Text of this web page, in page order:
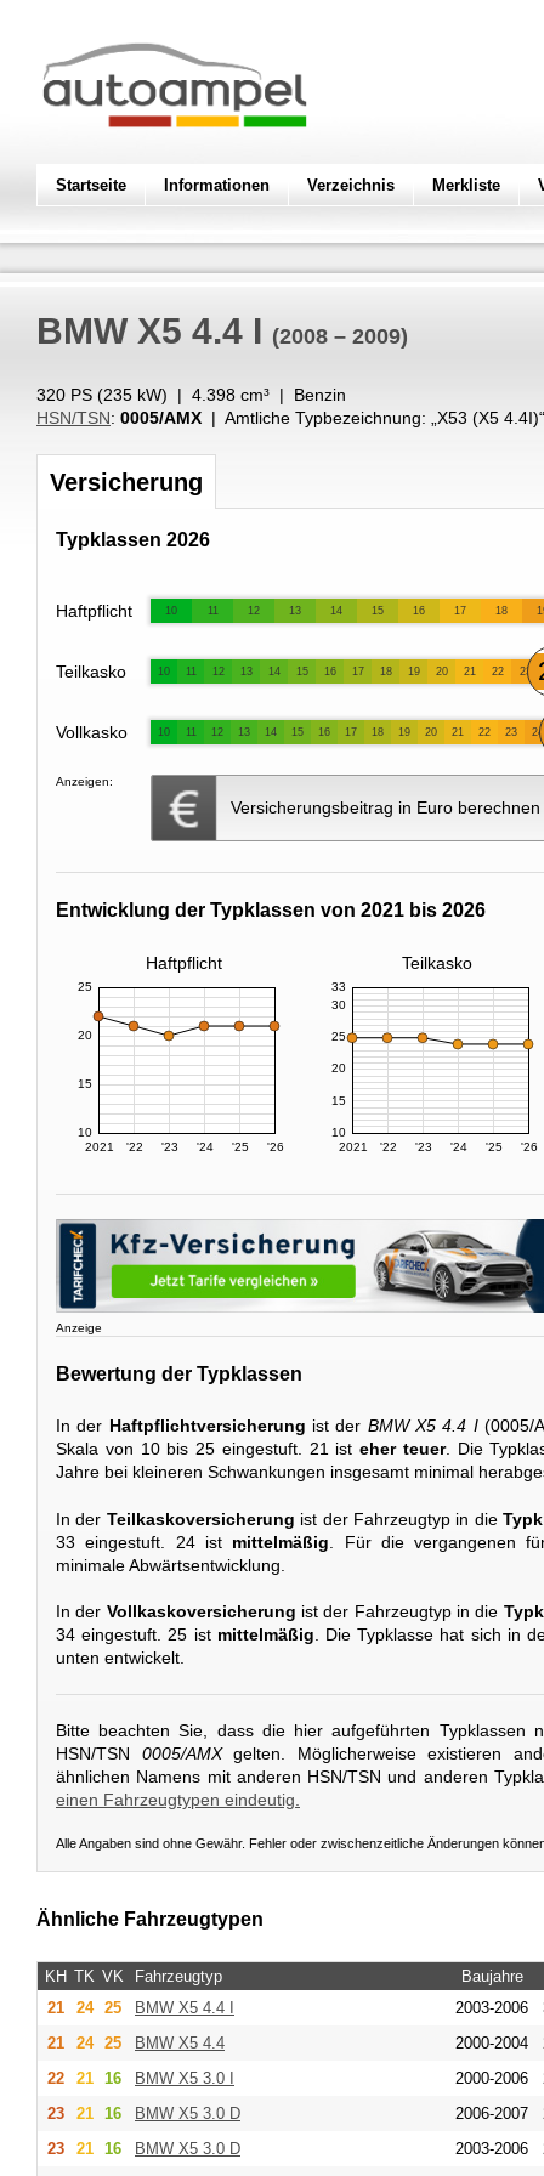
Startseite Informationen Verzeichnis Merkliste
BMW X5 4.4 I (2008 – 2009)
320 PS (235 kW) | 4.398 cm³ | Benzin
HSN/TSN: 0005/AMX | Amtliche Typbezeichnung: „ X53 (X5 4.4I)“
Versicherung
Typklassen 2026
Haftpflicht 10 11 12 13 14 15 16 17 18
Teilkasko 10 11 12 13 14 15 16 17 18 19 20 21 22 23
Vollkasko 10 11 12 13 14 15 16 17 18 19 20 21 22 23 24
Anzeigen:
Versicherungsbeitrag in Euro berechnen
Entwicklung der Typklassen von 2021 bis 2026
Haftpflicht Teilkasko
2021 '22 '23 '24 '25 '26
10
15
20
25
2021 '22 '23 '24 '25 '26
10
15
20
25
30
33
Anzeige
Bewertung der Typklassen
In der Haftpflichtversicherung ist der BMW X5 4.4 I(0005/
Skala von 10 bis 25 eingestuft. 21 isteher teuer. Die
Jahre bei kleineren Schwankungen insgesamt minimal
In der Teilkaskoversicherung ist der Fahrzeugtyp in die
33 eingestuft. 24 ist mittelmäßig . Für die vergangenen
minimale Abwärtsentwicklung.
In der Vollkaskoversicherung ist der Fahrzeugtyp in die
34 eingestuft. 25 ist mittelmäßig. Die Typklasse hat sich in
unten entwickelt.
Bitte beachten Sie, dass die hier aufgeführten Typklassen
HSN/TSN 0005/AMXgelten. Möglicherweise existieren
ähnlichen Namens mit anderen HSN/TSN und anderen
einen Fahrzeugtypen eindeutig.
Alle Angaben sind ohne Gewähr. Fehler oder zwischenzeitliche Änderungen
Ähnliche Fahrzeugtypen
KH TK VK Fahrzeugtyp
Baujahre
21
24 25 BMW X5 4.4 I 2003-2006
21
24 25 BMW X5 4.4 2000-2004
22
21 16 BMW X5 3.0 I 2000-2006
23
21 16 BMW X5 3.0 D 2006-2007
23
21 16 BMW X5 3.0 D 2003-2006